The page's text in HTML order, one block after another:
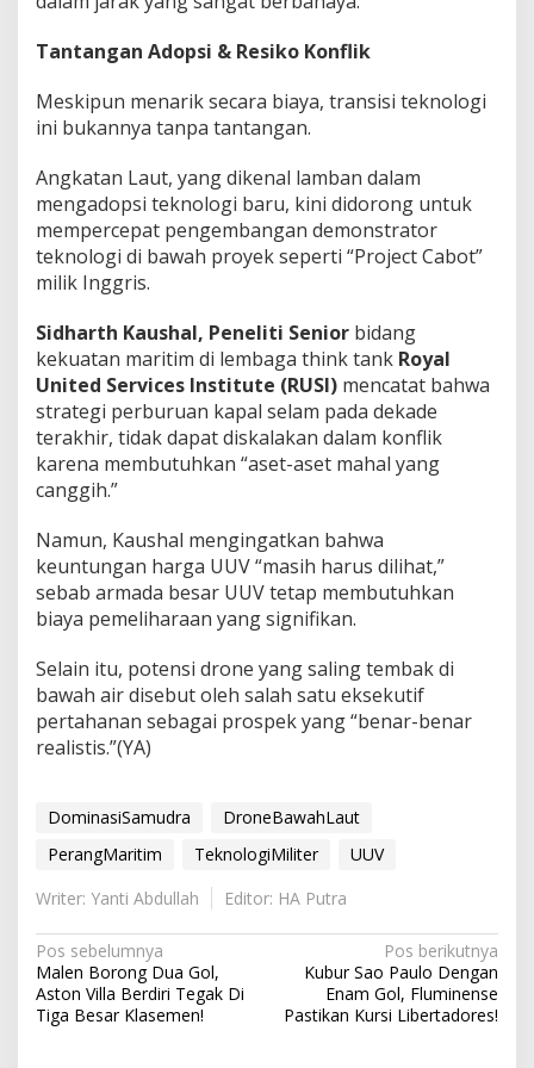
Tantangan Adopsi & Resiko Konflik
Meskipun menarik secara biaya, transisi teknologi
ini bukannya tanpa tantangan.
Angkatan Laut, yang dikenal lamban dalam
mengadopsi teknologi baru, kini didorong untuk
mempercepat pengembangan demonstrator
teknologi di bawah proyek seperti “Project Cabot”
milik Inggris.
Sidharth Kaushal, Peneliti Senior bidang
kekuatan maritim di lembaga think tank Royal
United Services Institute (RUSI) mencatat bahwa
strategi perburuan kapal selam pada dekade
terakhir, tidak dapat diskalakan dalam konflik
karena membutuhkan “aset-aset mahal yang
canggih.”
Namun, Kaushal mengingatkan bahwa
keuntungan harga UUV “masih harus dilihat,”
sebab armada besar UUV tetap membutuhkan
biaya pemeliharaan yang signifikan.
Selain itu, potensi drone yang saling tembak di
bawah air disebut oleh salah satu eksekutif
pertahanan sebagai prospek yang “benar-benar
realistis.”(YA)
DominasiSamudra
DroneBawahLaut
PerangMaritim
TeknologiMiliter
UUV
Writer: Yanti Abdullah
Editor: HA Putra
N
a
v
Pos sebelumnya
Malen Borong Dua Gol,
Aston Villa Berdiri Tegak Di
Tiga Besar Klasemen!
Pos berikutnya
Kubur Sao Paulo Dengan
Enam Gol, Fluminense
Pastikan Kursi Libertadores!